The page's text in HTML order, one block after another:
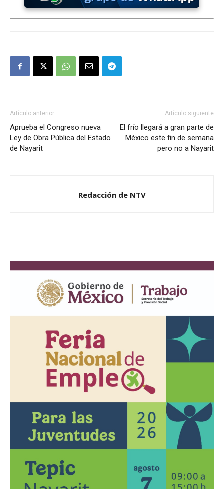
Artículo anterior
Aprueba el Congreso nueva
Ley de Obra Pública del Estado
de Nayarit
Artículo siguiente
El frío llegará a gran parte de
México este fin de semana
pero no a Nayarit
Redacción de NTV